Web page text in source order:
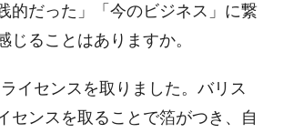
的だった」「今のビジネス」に繋
じることはありますか。
イセンスを取りました。バリス
センスを取ることで箔がつき、自